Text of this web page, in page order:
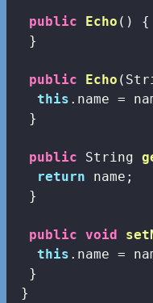
public Echo ()
{
  }
public Echo
this .name =
  }
public String
return name;
  }
public void
this .name =
  }
}